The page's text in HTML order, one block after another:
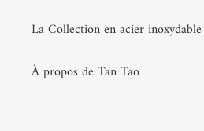
La Collection en acier inoxydable
À propos de Tan Tao